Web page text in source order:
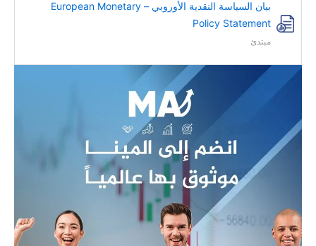
بيان السياسة النقدية الأوروبي – European Monetary
Policy Statement
مبتدئ